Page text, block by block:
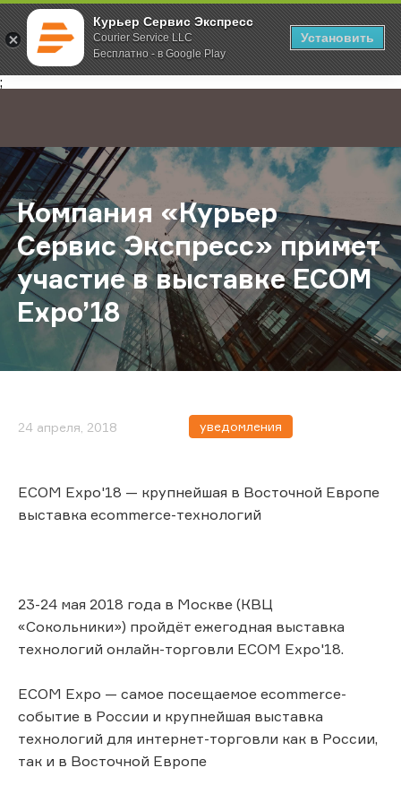
Курьер Сервис Экспресс
Courier Service LLC
Бесплатно - в Google Play
Установить
;
Главная О компании Новости Компания «Курьер Сервис
Компания «Курьер
Сервис Экспресс» примет
участие в выставке ECOM
Expo’18
24 апреля, 2018 уведомления
ECOM Expo'18 — крупнейшая в Восточной Европе
выставка ecommerce-технологий
23-24 мая 2018 года в Москве (КВЦ
«Сокольники») пройдёт ежегодная выставка
технологий онлайн-торговли ECOM Expo'18.
ECOM Expo — самое посещаемое ecommerce-
событие в России и крупнейшая выставка
технологий для интернет-торговли как в России,
так и в Восточной Европе